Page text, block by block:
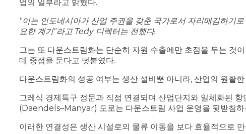
업의 일부라고 밝혔다.
"이는 인도네시아가 산업 주권을 갖춘 국가로서 자리매김하기
요한 계기"라고 Tedy 디렉터는 전했다.
그는 또 다운스트림화는 단순히 자원 수출에만 초점을 두는 것
데 중점을 둔다고 덧붙였다.
다운스트림화의 성공 여부는 생산 설비뿐 아니라, 산업의 원활
그레식 경제특구 정문과 직접 연결되며 산업단지와 일체화된
(Daendels–Manyar) 도로는 다운스트림 사업 운영을 뒷받침하
이러한 연결성은 생산 시설로의 물류 이동을 보다 효율적으로